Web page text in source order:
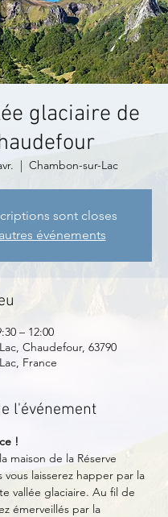
glaciaire de
  |
Chambon-sur-Lac
sont closes
événements
– 12:00
Chaudefour, 63790
France
l'événement
!
maison de la Réserve
vous laisserez happer par la
vallée glaciaire. Au fil de
émerveillés par la